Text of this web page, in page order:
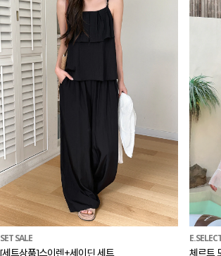
SET SALE
[세트상품]스이렌+세이딘 세트 체르트